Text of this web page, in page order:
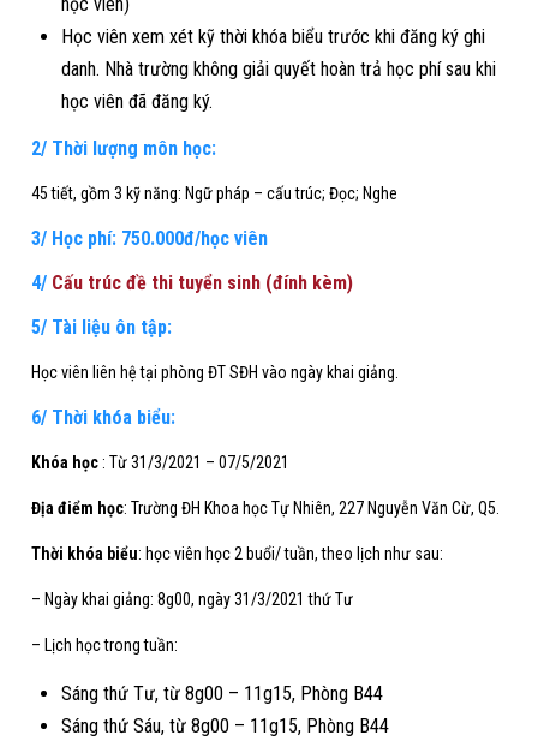
Học viên xem xét kỹ thời khóa biểu trước khi đăng ký ghi
danh. Nhà trường không giải quyết hoàn trả học phí sau khi
học viên đã đăng ký.
2/ Thời lượng môn học:
45 tiết, gồm 3 kỹ năng: Ngữ pháp – cấu trúc; Đọc; Nghe
3/ Học phí: 750.000đ/học viên
4/ Cấu trúc đề thi tuyển sinh (đính kèm)
5/ Tài liệu ôn tập:
Học viên liên hệ tại phòng ĐT SĐH vào ngày khai giảng.
6/ Thời khóa biểu:
Khóa học : Từ 31/3/2021 – 07/5/2021
Địa điểm học: Trường ĐH Khoa học Tự Nhiên, 227 Nguyễn Văn Cừ, Q5.
Thời khóa biểu: học viên học 2 buổi/ tuần, theo lịch như sau:
– Ngày khai giảng: 8g00, ngày 31/3/2021 thứ Tư
– Lịch học trong tuần:
Sáng thứ Tư, từ 8g00 – 11g15, Phòng B44
Sáng thứ Sáu, từ 8g00 – 11g15, Phòng B44